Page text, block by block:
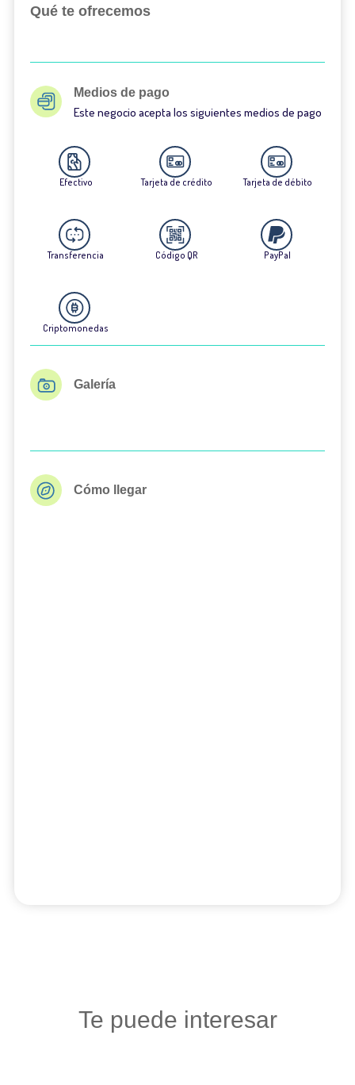
Qué te ofrecemos
Medios de pago
Este negocio acepta los siguientes medios de pago
Efectivo Tarjeta de crédito Tarjeta de débito
Transferencia Código QR PayPal
Criptomonedas
Galería
Cómo llegar
Te puede interesar